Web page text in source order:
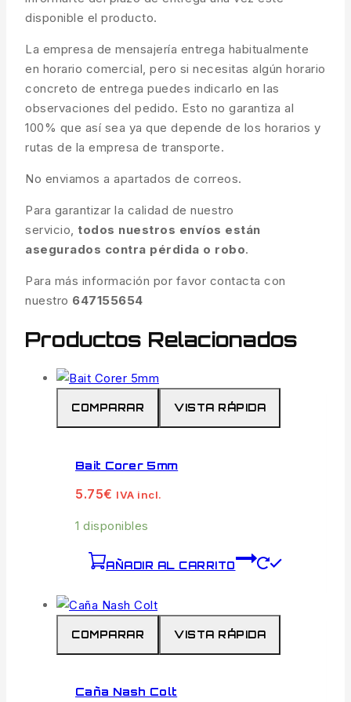
disponible el producto.
La empresa de mensajería entrega habitualmente
en horario comercial, pero si necesitas algún horario
concreto de entrega puedes indicarlo en las
observaciones del pedido. Esto no garantiza al
100% que así sea ya que depende de los horarios y
rutas de la empresa de transporte.
No enviamos a apartados de correos.
Para garantizar la calidad de nuestro
servicio, todos nuestros envíos están
asegurados contra pérdida o robo.
Para más información por favor contacta con
nuestro 647155654
Productos Relacionados
COMPARAR VISTA RÁPIDA
Bait Corer 5mm
5.75€ IVA incl.
1 disponibles
AÑADIR AL CARRITO
COMPARAR VISTA RÁPIDA
Caña Nash Colt